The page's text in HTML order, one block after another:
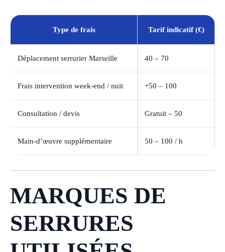
Type de frais Tarif indicatif (€)
Déplacement serrurier Marseille 40 – 70
Frais intervention week-end / nuit +50 – 100
Consultation / devis Gratuit – 50
Main-d’œuvre supplémentaire 50 – 100 / h
MARQUES DE
SERRURES